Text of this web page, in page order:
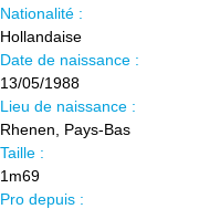
Nationalité :
Hollandaise
Date de naissance :
13/05/1988
Lieu de naissance :
Rhenen, Pays-Bas
Taille :
1m69
Pro depuis :